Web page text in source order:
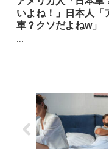
いよね！」日本人「
車？クソだよねw」
...